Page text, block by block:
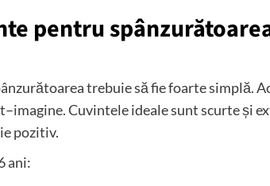
pentru
trebuie să fie foarte simplă.
Cuvintele ideale sunt scurte și
pozitiv.
ani: